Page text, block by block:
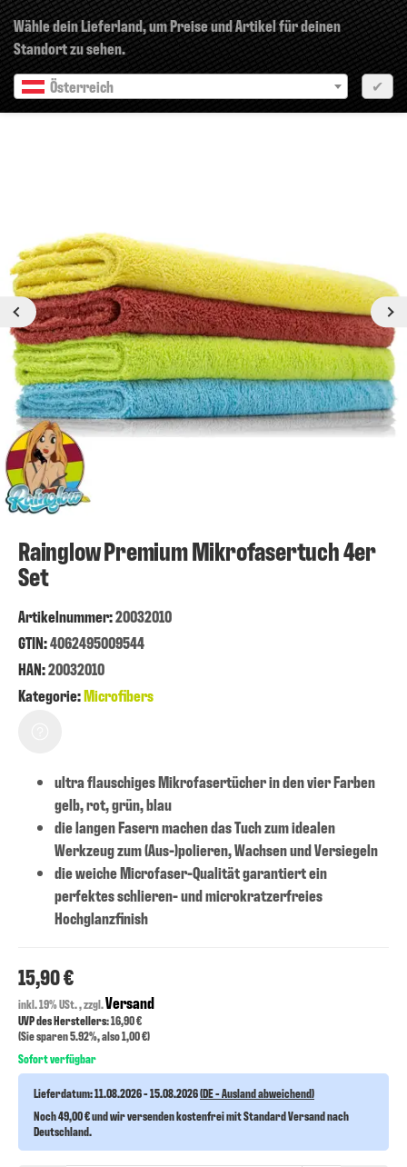
Wähle dein Lieferland, um Preise und Artikel für deinen
Standort zu sehen.
Österreich
✔
Vorherige Nächste
Rainglow Premium Mikrofasertuch 4er
Set
Artikelnummer:20032010
GTIN:4062495009544
HAN:20032010
Kategorie:Microfibers
ultra flauschiges Mikrofasertücher in den vier Farben
gelb, rot, grün, blau
die langen Fasern machen das Tuch zum idealen
Werkzeug zum (Aus-)polieren, Wachsen und Versiegeln
die weiche Microfaser-Qualität garantiert ein
perfektes schlieren- und microkratzerfreies
Hochglanzfinish
15,90 €
inkl. 19% USt. , zzgl.Versand
UVP des Herstellers: 16,90 €
(Sie sparen5.92%, also1,00 €)
Sofort verfügbar
Lieferdatum:11.08.2026 - 15.08.2026(DE - Ausland abweichend)
Noch 49,00 € und wir versenden kostenfrei mit Standard Versand nach
Deutschland.